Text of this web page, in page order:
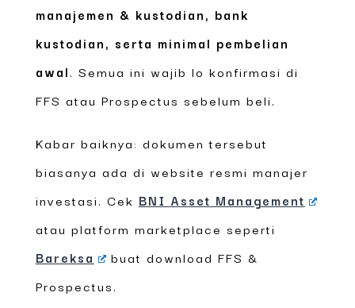
manajemen & kustodian, bank
kustodian, serta minimal pembelian
awal. Semua ini wajib lo konfirmasi di
FFS atau Prospectus sebelum beli.
Kabar baiknya: dokumen tersebut
biasanya ada di website resmi manajer
investasi. Cek BNI Asset Management
atau platform marketplace seperti
Bareksa
buat download FFS &
Prospectus.